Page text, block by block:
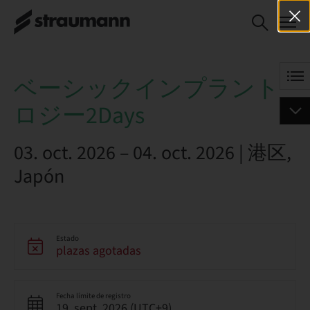
ベーシックインプラントロジー2Days
ベーシックインプラント
ロジー2Days
03. oct. 2026 – 04. oct. 2026 | 港区,
Japón
Estado
plazas agotadas
Fecha límite de registro